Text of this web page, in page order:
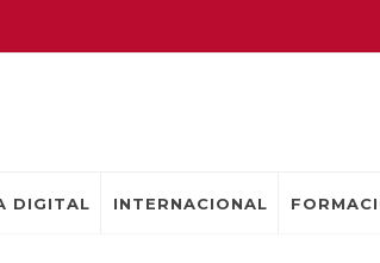
DIGITAL INTERNACIONAL